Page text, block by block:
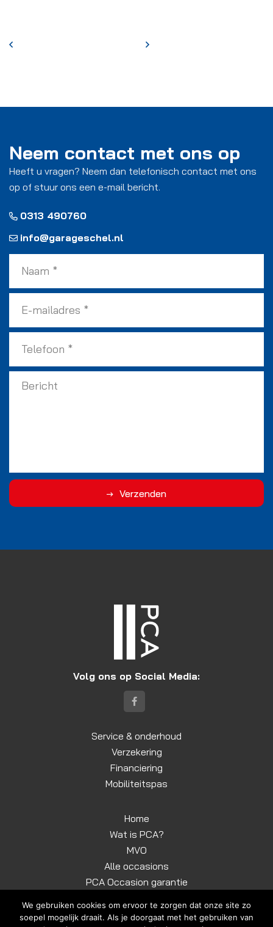
Neem contact met ons op
Heeft u vragen? Neem dan telefonisch contact met ons
op of stuur ons een e-mail bericht.
0313 490760
info@garageschel.nl
Verzenden
Volg ons op Social Media:
Service & onderhoud
Verzekering
Financiering
Mobiliteitspas
Home
Wat is PCA?
MVO
Alle occasions
PCA Occasion garantie
We gebruiken cookies om ervoor te zorgen dat onze site zo
soepel mogelijk draait. Als je doorgaat met het gebruiken van